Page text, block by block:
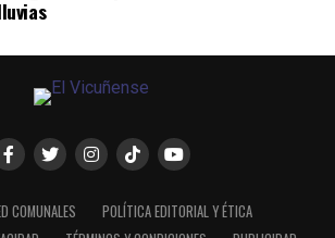
COMUNALES
POLÍTICA EDITORIAL Y ÉTICA